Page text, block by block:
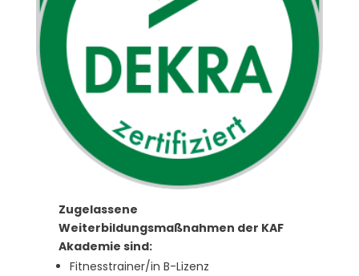
Zugelassene
Weiterbildungsmaßnahmen der KAF
Akademie sind:
Fitnesstrainer/in B-Lizenz